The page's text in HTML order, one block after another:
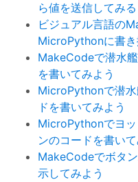
ら値を送信してみる
ビジュアル言語の
MicroPythonに書き
MakeCodeで潜水
を書いてみよう
MicroPythonで潜
ドを書いてみよう
MicroPythonでヨッ
ンのコードを書いて
MakeCodeでボタ
示してみよう